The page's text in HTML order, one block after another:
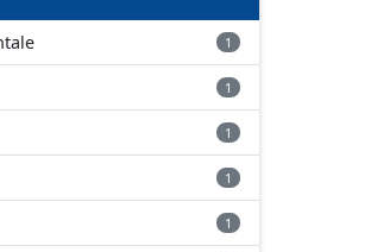
1
1
1
1
1